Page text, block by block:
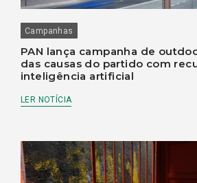
Campanhas
PAN lança campanha de
das causas do partido com
inteligência artificial
LER NOTÍCIA